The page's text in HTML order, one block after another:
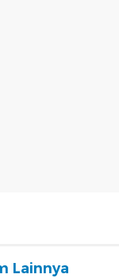
Lainnya